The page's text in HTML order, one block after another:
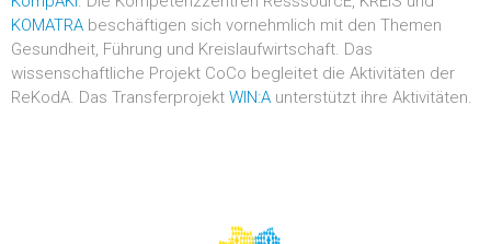
KOMATRA beschäftigen sich vornehmlich mit den Themen
Gesundheit, Führung und Kreislaufwirtschaft. Das
wissenschaftliche Projekt CoCo begleitet die Aktivitäten der
ReKodA. Das Transferprojekt WIN:A unterstützt ihre Aktivitäten.